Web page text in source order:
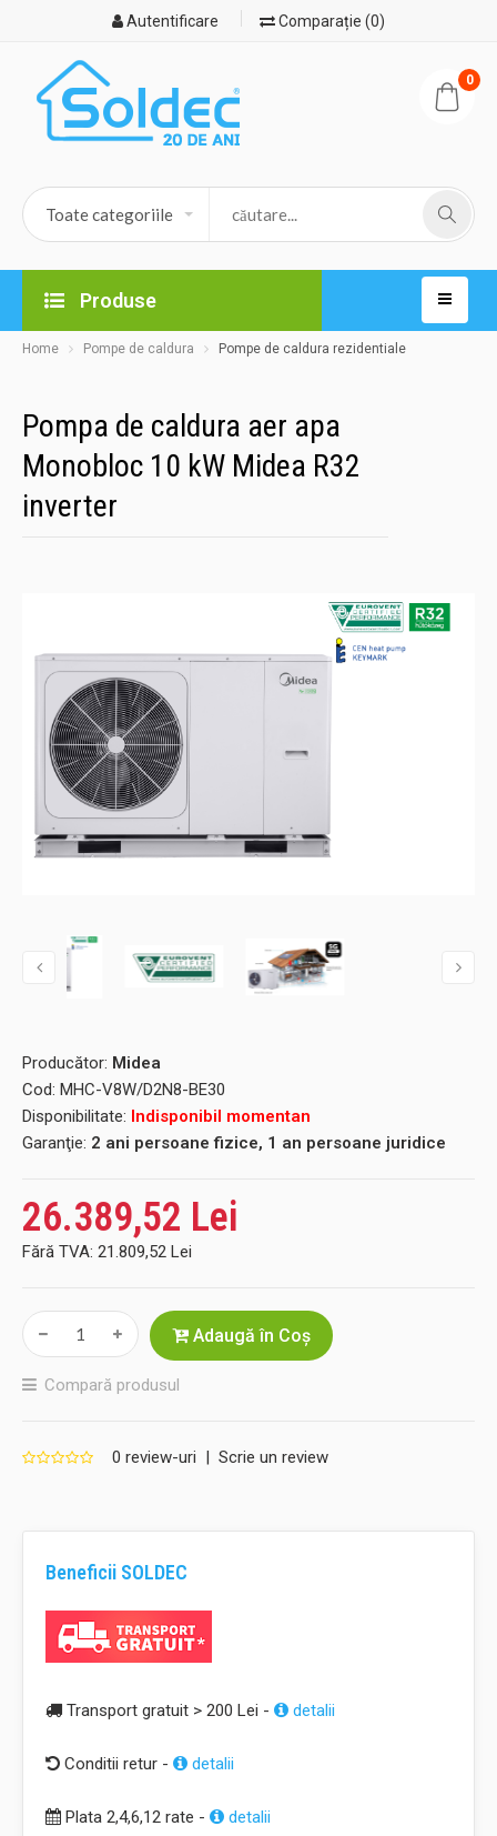
Autentificare Comparație (0)
0
Produse
Home Pompe de caldura Pompe de caldura rezidentiale
Pompa de caldura aer apa
Monobloc 10 kW Midea R32
inverter
Producător: Midea
Cod:MHC-V8W/D2N8-BE30
Garanţie: 2 ani persoane fizice, 1 an persoane juridice
Fără TVA:21.809,52 Lei
Compară produsul
Beneficii SOLDEC
Transport gratuit > 200 Lei -
Conditii retur - detalii